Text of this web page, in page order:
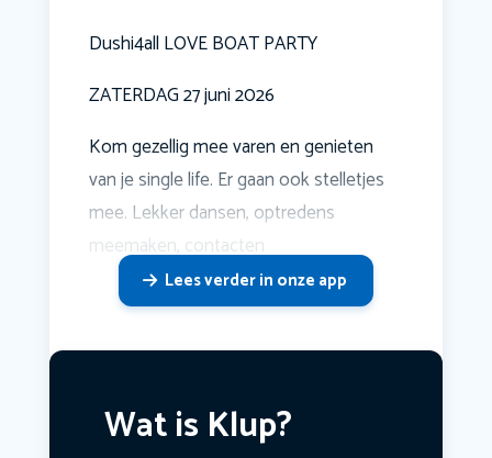
Dushi4all LOVE BOAT PARTY
ZATERDAG 27 juni 2026
Kom gezellig mee varen en genieten
van je single life. Er gaan ook stelletjes
mee. Lekker dansen, optredens
meemaken, contacten
Lees verder in onze app
Wat is Klup?